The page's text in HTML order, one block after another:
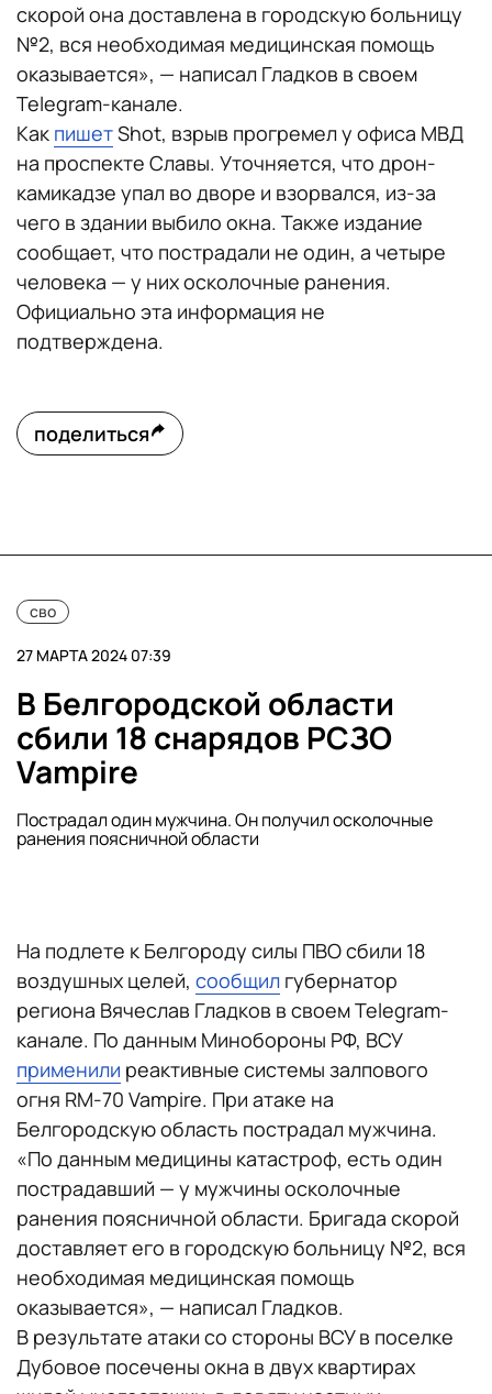
скорой она доставлена в городскую больницу
№2, вся необходимая медицинская помощь
оказывается», — написал Гладков в своем
Telegram-канале.
Как пишетShot, взрыв прогремел у офиса МВД
на проспекте Славы. Уточняется, что дрон-
камикадзе упал во дворе и взорвался, из-за
чего в здании выбило окна. Также издание
сообщает, что пострадали не один, а четыре
человека — у них осколочные ранения.
Официально эта информация не
подтверждена.
поделиться
сво
27 МАРТА 2024 07:39
В Белгородской области
сбили 18 снарядов РСЗО
Vampire
Пострадал один мужчина. Он получил осколочные
ранения поясничной области
На подлете к Белгороду силы ПВО сбили 18
воздушных целей, сообщил губернатор
региона Вячеслав Гладков в своем Telegram-
канале. По данным Минобороны РФ, ВСУ
применили реактивные системы залпового
огня RM-70 Vampire. При атаке на
Белгородскую область пострадал мужчина.
«По данным медицины катастроф, есть один
пострадавший — у мужчины осколочные
ранения поясничной области. Бригада скорой
доставляет его в городскую больницу №2, вся
необходимая медицинская помощь
оказывается», — написал Гладков.
В результате атаки со стороны ВСУ в поселке
Дубовое посечены окна в двух квартирах